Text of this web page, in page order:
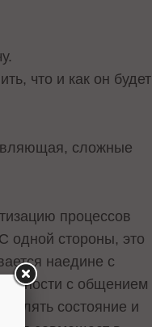
что и как он будет
сложные
процессов
одной стороны, это
наедине с
с общением
состояние и